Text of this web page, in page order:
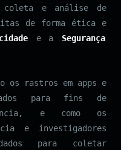
coleta e análise de
de forma ética e
e a
Segurança
os rastros em apps e
para fins de
e como os
e investigadores
para coletar